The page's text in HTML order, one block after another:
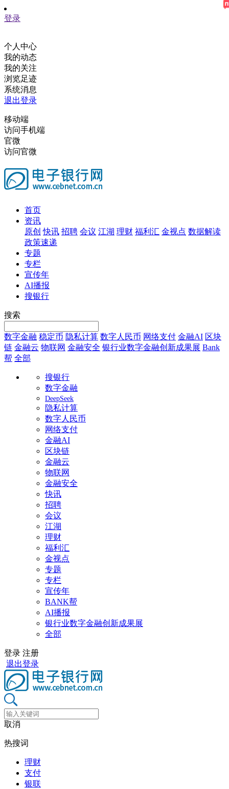
登录
个人中心
我的动态
我的关注
浏览足迹
系统消息
退出登录
移动端
访问手机端
官微
访问官微
首页
资讯
原创 快讯 招聘 会议 江湖 理财 福利汇 金视点 数据解读
政策速递
专题
专栏
宣传年
AI播报
搜银行
搜索
数字金融 稳定币 隐私计算 数字人民币 网络支付 金融AI 区块
链 金融云 物联网 金融安全 银行业数字金融创新成果展 Bank
帮 全部
搜银行
数字金融
DeepSeek
隐私计算
数字人民币
网络支付
金融AI
区块链
金融云
物联网
金融安全
快讯
招聘
会议
江湖
理财
福利汇
金视点
专题
专栏
宣传年
BANK帮
AI播报
银行业数字金融创新成果展
全部
登录 注册
退出登录
取消
热搜词
理财
支付
银联